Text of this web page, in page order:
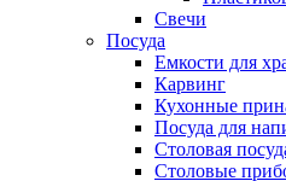
Свечи
Посуда
Емкости для
Карвинг
Кухонные
Посуда для
Столовая
Столовые